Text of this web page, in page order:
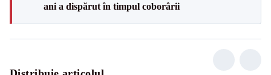
ani a dispărut în timpul coborârii